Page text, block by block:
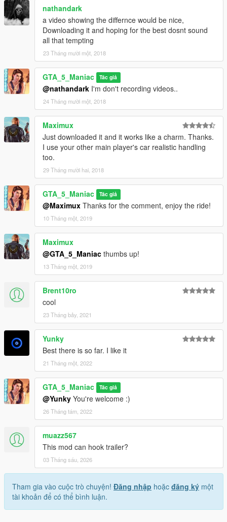
nathandark
a video showing the differnce would be nice,
Downloading it and hoping for the best dosnt sound
all that tempting
23 Tháng mười một, 2018
GTA_5_Maniac Tác giả
@nathandark I'm don't recording videos..
24 Tháng mười một, 2018
Maximux
Just downloaded it and it works like a charm. Thanks.
I use your other main player's car realistic handling
too.
29 Tháng mười hai, 2018
GTA_5_Maniac Tác giả
@Maximux Thanks for the comment, enjoy the ride!
10 Tháng một, 2019
Maximux
@GTA_5_Maniac thumbs up!
13 Tháng một, 2019
Brent10ro
cool
23 Tháng bảy, 2021
Yunky
Best there is so far. I like it
21 Tháng một, 2022
GTA_5_Maniac Tác giả
@Yunky You're welcome :)
26 Tháng tám, 2022
muazz567
This mod can hook trailer?
03 Tháng sáu, 2026
Tham gia vào cuộc trò chuyện! Đăng nhập hoặc đăng ký một
tài khoản để có thể bình luận.